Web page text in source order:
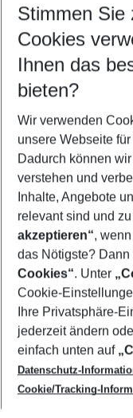
Abflughafen
Beliebiger
Reisezeitraum
10.08.26–
2 Erwachsene
Footer
Footer navigation
Über uns
AGB
Cookie-
Cookie-Richtlinie
Datenschutz
Service & Hilfe
Barrierefreies
Check-in
Folgen Sie uns
Stimmen Sie
Cookies
Ihnen das
bieten?
Wir verwenden
unsere Webseite
Dadurch können
verstehen und
Inhalte, Angebote
relevant sind und
akzeptieren“,
das Nötigste?
Cookies“. Unter
Cookie-
Ihre Privatsphäre-
jederzeit ändern
einfach unten auf
Datenschutz-
Cookie/Tracking-